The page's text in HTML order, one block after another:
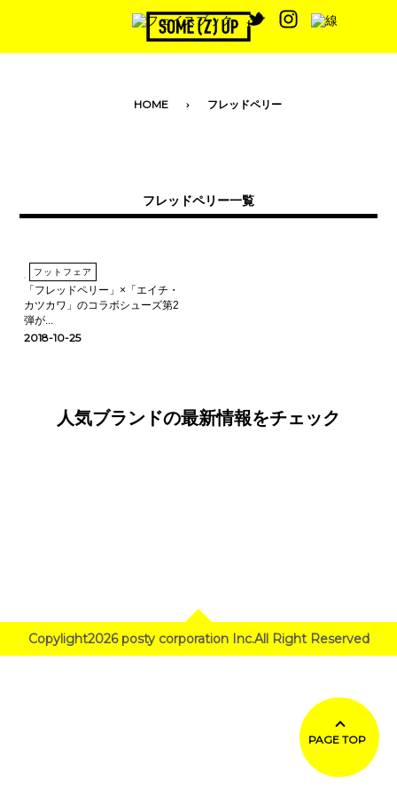
HOME フレッドペリー
フレッドペリー一覧
フットフェア
「フレッドペリー」×「エイチ・
カツカワ」のコラボシューズ第2
弾が...
2018-10-25
人気ブランドの最新情報をチェック
Copylight2026 posty corporation Inc.All Right Reserved
PAGE TOP